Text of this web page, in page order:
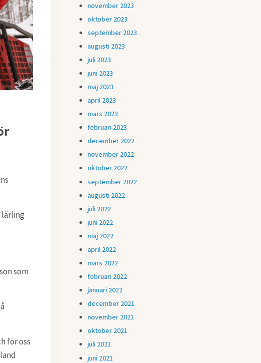
lärling
som
för oss
november 2023
oktober 2023
september 2023
augusti 2023
juli 2023
juni 2023
maj 2023
april 2023
mars 2023
februari 2023
december 2022
november 2022
oktober 2022
september 2022
augusti 2022
juli 2022
juni 2022
maj 2022
april 2022
mars 2022
februari 2022
januari 2022
december 2021
november 2021
oktober 2021
juli 2021
juni 2021